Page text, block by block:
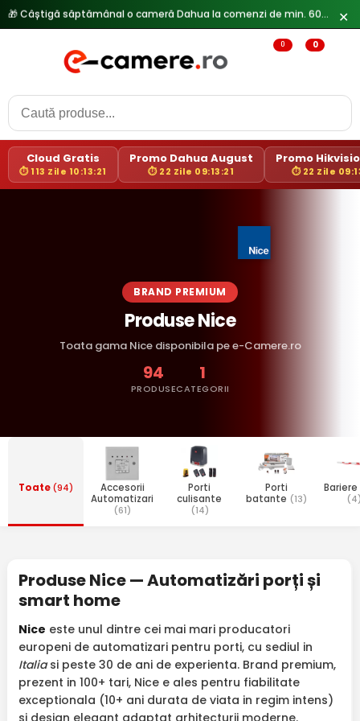
🔥Reduceri de pana la 25% doar in luna iulie → Vezi ofertele ✕
0 0
Cloud Gratis
⏱ 113 Zile 10:13:21
Promo Dahua August
⏱ 22 Zile 09:13:21
Promo
⏱ 22 Zile
BRAND PREMIUM
Produse Nice
Toata gama Nice disponibila pe e-Camere.ro
94
PRODUSE
1
CATEGORII
Toate(94)
Accesorii
Automatizari
(61)
Porti
culisante
(14)
Porti
batante (13)
Produse Nice — Automatizări porți și
smart home
Nice este unul dintre cei mai mari producatori
europeni de automatizari pentru porti, cu sediul in
Italiasi peste 30 de ani de experienta. Brand premium,
prezent in 100+ tari, Nice e ales pentru fiabilitate
exceptionala (10+ ani durata de viata in regim intens)
si design elegant adaptat arhitecturii moderne.